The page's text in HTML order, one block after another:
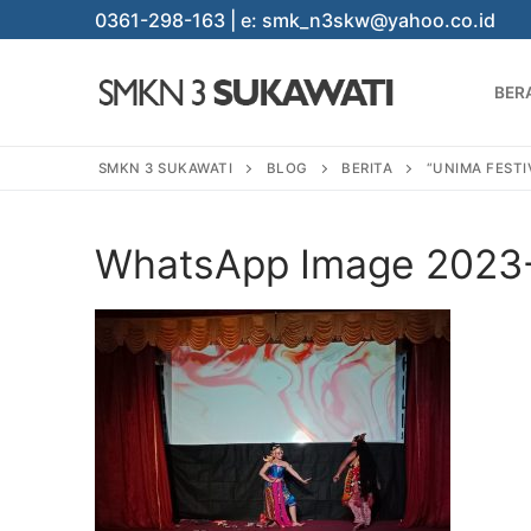
ke
0361-298-163 | e: smk_n3skw@yahoo.co.id
Cari:
BERANDA
PROGRAM
SMKN 3 SUKAWATI BLOG BERITA “UNIMA
WhatsApp Image